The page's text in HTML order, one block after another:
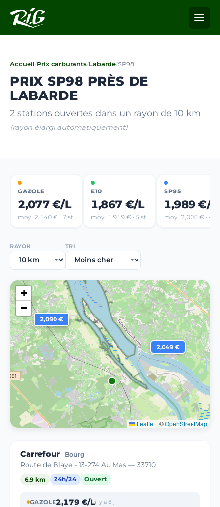
Accueil/Prix carburants/Labarde/SP98
PRIX SP98 PRÈS DE
LABARDE
2 stations ouvertes dans un rayon de 10 km
(rayon élargi automatiquement)
GAZOLE
2,077 €/L
moy. 2,140 € · 7 st.
E10
1,867 €/L
moy. 1,919 € · 5 st.
SP95
1,989 €/L
moy. 2,005 € · 4
RAYON TRI
2,049 €
2,090 €
+
−
Leaflet | ©OpenStreetMap
Carrefour Bourg
Route de Blaye - 13-274 Au Mas — 33710
6.9 km 24h/24 Ouvert
GAZOLE2,179 €/Lil y a 8 j